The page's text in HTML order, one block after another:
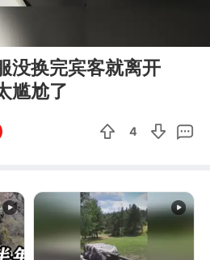
没换完宾客就离开
尴尬了
4